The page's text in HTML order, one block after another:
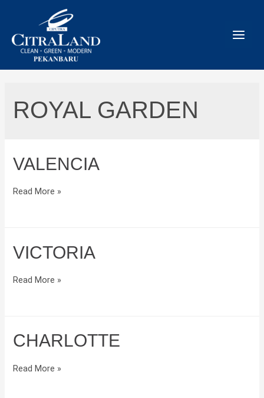
content
ROYAL GARDEN
VALENCIA
Valencia
Read More »
VICTORIA
Victoria
Read More »
CHARLOTTE
Charlotte
Read More »